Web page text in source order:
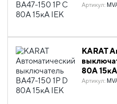
Артикул:
KARAT
80А
Артикул: